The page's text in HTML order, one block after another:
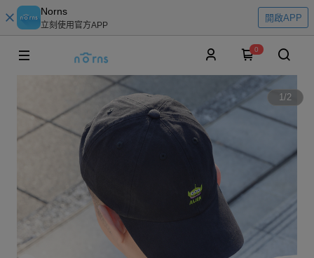
Norns
立刻使用官方APP
開啟APP
0
1/2